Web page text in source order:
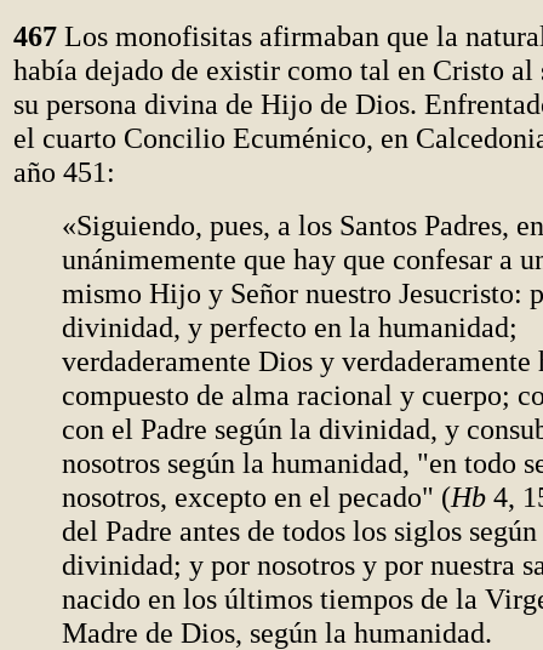
467 Los monofisitas afirmaban que la
había dejado de existir como tal en Cristo al
su persona divina de Hijo de Dios.
el cuarto Concilio Ecuménico, en
año 451:
«Siguiendo, pues, a los Santos Padres,
unánimemente que hay que confesar a
mismo Hijo y Señor nuestro Jesucristo:
divinidad, y perfecto en la humanidad;
verdaderamente Dios y verdaderamente
compuesto de alma racional y cuerpo;
con el Padre según la divinidad, y
nosotros según la humanidad, "en todo
nosotros, excepto en el pecado" (Hb 4,
del Padre antes de todos los siglos
divinidad; y por nosotros y por nuestra
nacido en los últimos tiempos de la
Madre de Dios, según la humanidad.